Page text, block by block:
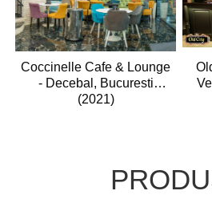
Coccinelle Cafe & Lounge
- Decebal, Bucuresti
(2021)